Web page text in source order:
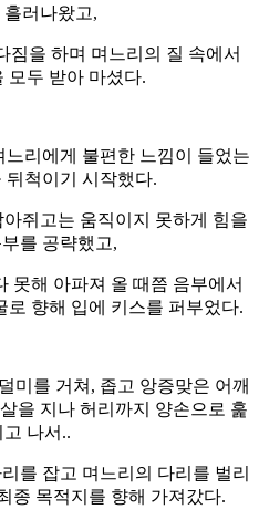
흘러나왔고,
짐을 하며 며느리의 질 속에서
모두 받아 마셨다.
리에게 불편한 느낌이 들었는
뒤척이기 시작했다.
쥐고는 움직이지 못하게 힘을
를 공략했고,
못해 아파져 올 때쯤 음부에서
로 향해 입에 키스를 퍼부었다.
미를 거쳐, 좁고 앙증맞은 어깨
을 지나 허리까지 양손으로 훑
나서..
를 잡고 며느리의 다리를 벌리
종 목적지를 향해 가져갔다.